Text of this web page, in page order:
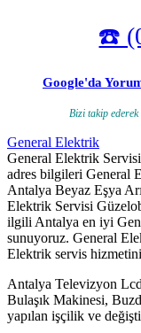
☎️
Google'da
Bizi takip
General Elektrik
General Elektrik
adres bilgileri General
Antalya Beyaz Eşya
Elektrik Servisi
ilgili Antalya en iyi
sunuyoruz. General
Elektrik servis
Antalya Televizyon
Bulaşık Makinesi,
yapılan işçilik ve